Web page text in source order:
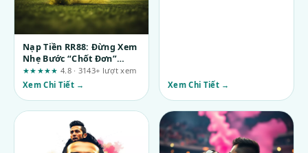
Nạp Tiền RR88: Đừng Xem
Nhẹ Bước “Chốt Đơn”
Trong Cá Cược Trực Tuyến
★★★★★ 4.8 · 3143+ lượt xem
Xem Chi Tiết →
Xem Chi Tiết →